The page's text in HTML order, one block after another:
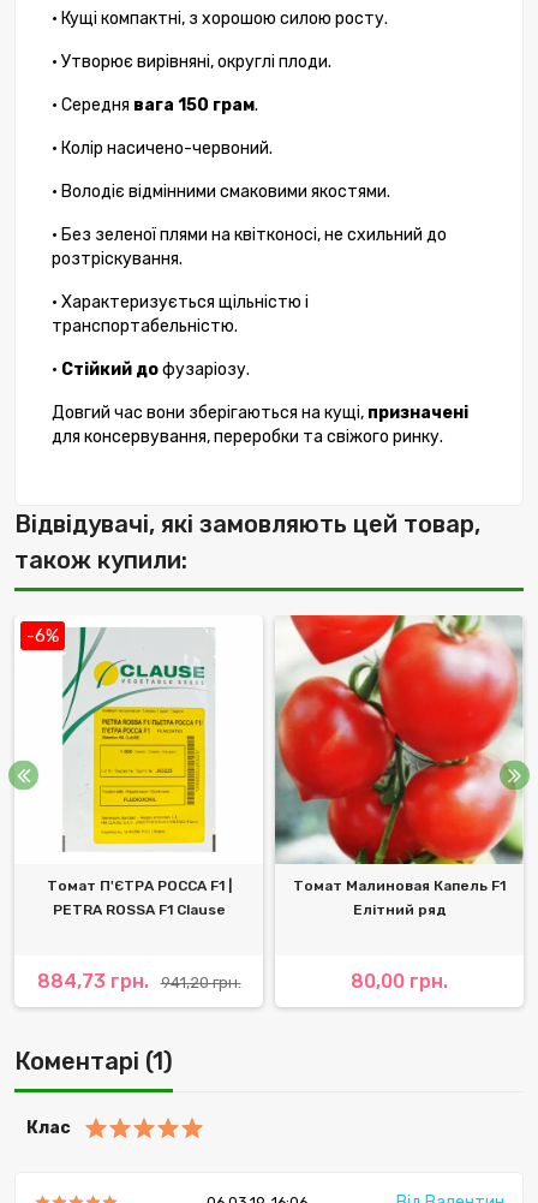
• Кущі компактні, з хорошою силою росту.
• Утворює вирівняні, округлі плоди.
• Середня вага 150 грам.
• Колір насичено-червоний.
• Володіє відмінними смаковими якостями.
• Без зеленої плями на квітконосі, не схильний до
розтріскування.
• Характеризується щільністю і
транспортабельністю.
• Стійкий дофузаріозу.
Довгий час вони зберігаються на кущі, призначені
для консервування, переробки та свіжого ринку.
Відвідувачі, які замовляють цей товар,
також купили:
-6%
Томат П'ЄТРА РОССА F1 |
PETRA ROSSA F1 Clause
884,73 грн. 941,20 грн.
Томат Малиновая Капель F1
Елітний ряд
80,00 грн.
Коментарі (1)
Клас